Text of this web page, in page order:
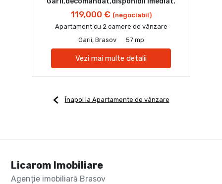
119,000 € (negociabil)
Apartament cu 2 camere de vânzare
Garii, Brasov
57 mp
Vezi mai multe detalii
Înapoi la Apartamente de vânzare
Licarom Imobiliare
Agenție imobiliară Brasov